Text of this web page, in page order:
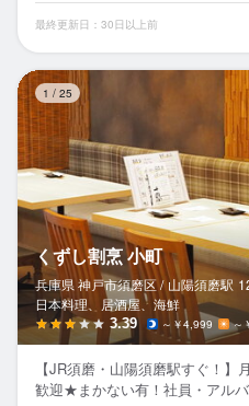
最終更新日：30日以上前
1 / 25
くずし割烹 小町
兵庫県 神戸市須磨区 / 山陽須磨駅
日本料理、居酒屋、海鮮
3.39 ～￥4,999 ～
【JR須磨・山陽須磨駅すぐ！
歓迎★まかない有！社員・アル